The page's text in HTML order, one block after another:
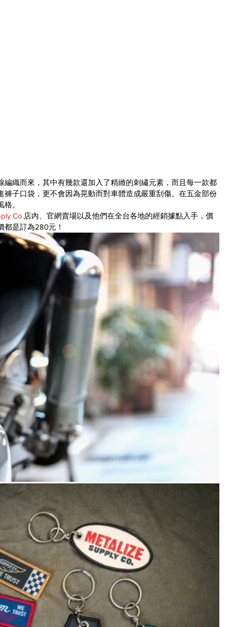
織而來，其中有幾款還加入了精緻的刺繡元素，而且每一款都
子口袋，更不會因為晃動而對車體造成嚴重刮傷。在五金部份
。
Co.店內、官網賣場以及他們在全台各地的經銷據點入手，價
都是訂為280元！